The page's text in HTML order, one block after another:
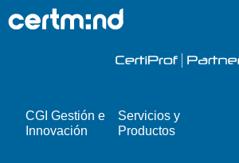
CGI Gestión e
Innovación
Servicios y
Productos